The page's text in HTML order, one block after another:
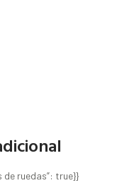
de ruedas”: true}}